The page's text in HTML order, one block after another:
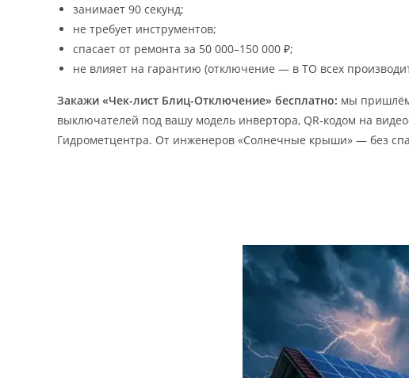
занимает 90 секунд;
не требует инструментов;
спасает от ремонта за 50 000–150 000 ₽;
не влияет на гарантию (отключение — в ТО всех
Закажи «Чек-лист Блиц-Отключение» бесплатно: мы пришлём
выключателей под вашу модель инвертора, QR-кодом на
Гидрометцентра. От инженеров «Солнечные крыши» — без